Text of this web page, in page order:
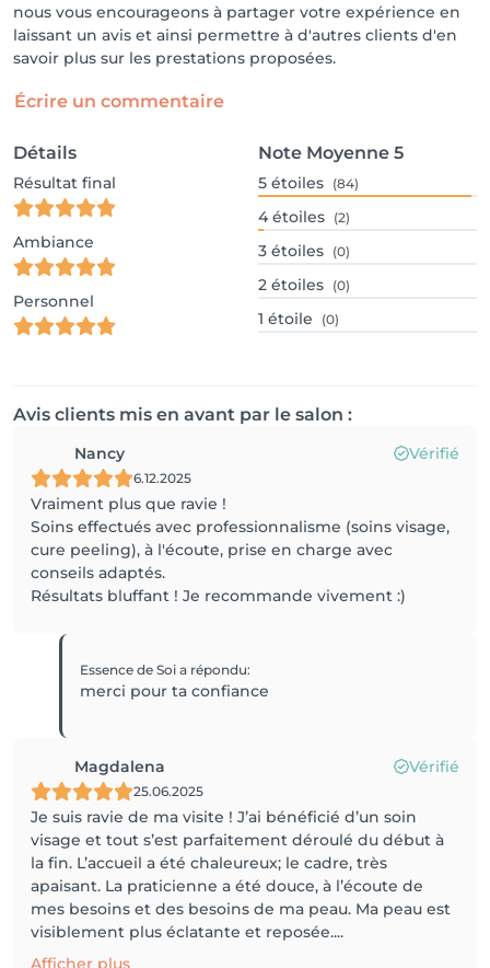
nous vous encourageons à partager votre expérience en
laissant un avis et ainsi permettre à d'autres clients d'en
savoir plus sur les prestations proposées.
Écrire un commentaire
Détails
Résultat final
Ambiance
Personnel
Note Moyenne 5
5 étoiles (84)
4 étoiles (2)
3 étoiles (0)
2 étoiles (0)
1 étoile (0)
Avis clients mis en avant par le salon :
Nancy Vérifié
6.12.2025
Vraiment plus que ravie !
Soins effectués avec professionnalisme (soins visage,
cure peeling), à l'écoute, prise en charge avec
conseils adaptés.
Résultats bluffant ! Je recommande vivement :)
Essence de Soia répondu:
merci pour ta confiance
Magdalena Vérifié
25.06.2025
Je suis ravie de ma visite ! J’ai bénéficié d’un soin
visage et tout s’est parfaitement déroulé du début à
la fin. L’accueil a été chaleureux; le cadre, très
apaisant. La praticienne a été douce, à l’écoute de
mes besoins et des besoins de ma peau. Ma peau est
visiblement plus éclatante et reposée....
Afficher plus